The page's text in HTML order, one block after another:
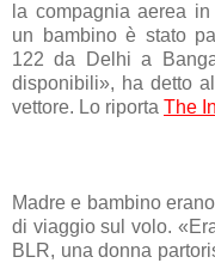
la compagnia aerea
un bambino è stato
122 da Delhi a
disponibili», ha detto
vettore. Lo riporta The
Madre e bambino
di viaggio sul volo. «
BLR, una donna